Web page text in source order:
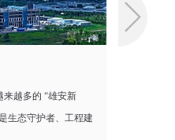
九年时间，见证一座未来之城从无到有
态持续向美，民生暖意满满，产业扎根